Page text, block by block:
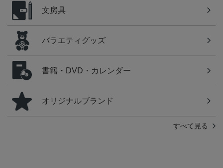
文房具
バラエティグッズ
書籍・DVD・カレンダー
オリジナルブランド
すべて見る